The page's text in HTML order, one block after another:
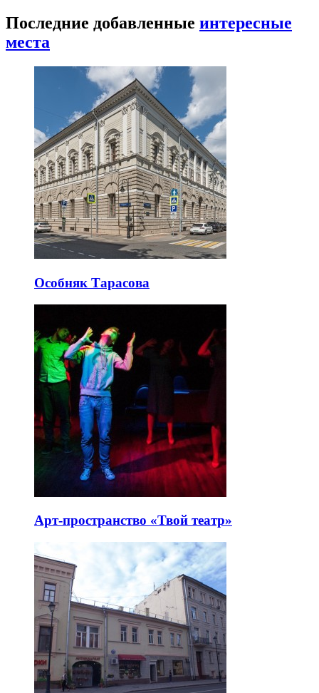
Последние добавленные интересные
места
Особняк Тарасова
Арт-пространство «Твой театр»